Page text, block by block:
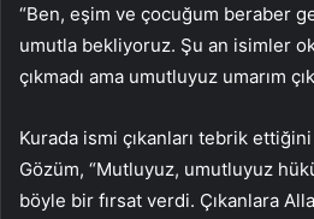
“Ben, eşim ve çocuğum beraber
umutla bekliyoruz. Şu an isimler
çıkmadı ama umutluyuz umarım
Kurada ismi çıkanları tebrik
Gözüm, “Mutluyuz, umutluyuz
böyle bir fırsat verdi. Çıkanlara